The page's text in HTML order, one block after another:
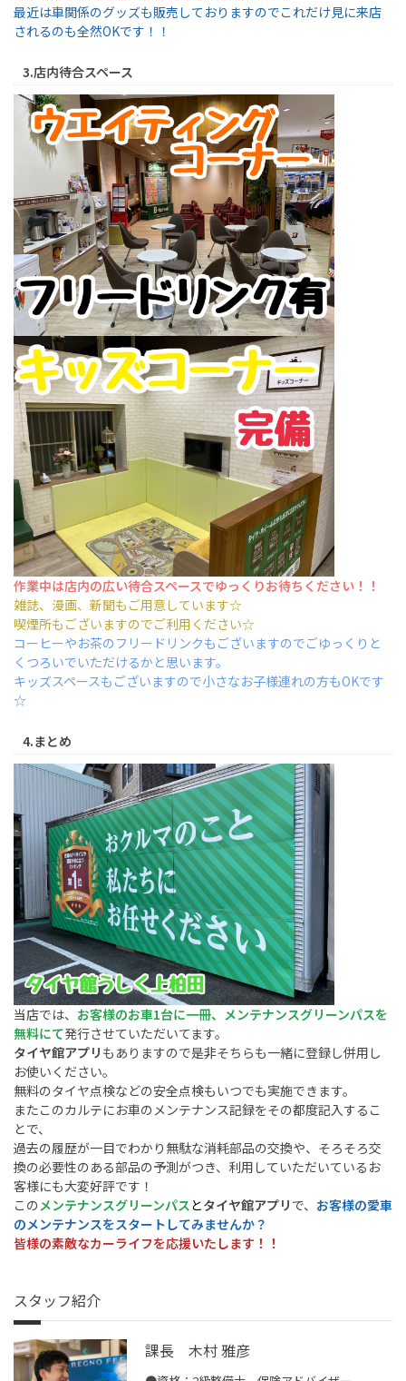
最近は車関係のグッズも販売しておりますのでこれだけ見に来店
されるのも全然OKです！！
3.店内待合スペース
作業中は店内の広い待合スペースでゆっくりお待ちください！！
雑誌、漫画、新聞もご用意しています☆
喫煙所もございますのでご利用ください☆
コーヒーやお茶のフリードリンクもございますのでごゆっくりと
くつろいでいただけるかと思います。
キッズスペースもございますので小さなお子様連れの方もOKです
☆
4.まとめ
当店では、 お客様のお車1台に一冊、メンテナンスグリーンパスを
無料にて発行させていただいてます。
タイヤ館アプリ もありますので是非そちらも一緒に登録し併用し
お使いください。
無料のタイヤ点検などの安全点検もいつでも実施できます。
またこのカルテにお車のメンテナンス記録をその都度記入するこ
とで、
過去の履歴が一目でわかり無駄な消耗部品の交換や、そろそろ交
換の必要性のある部品の予測がつき、利用していただいているお
客様にも大変好評です！
この メンテナンスグリーンパス とタイヤ館アプリ で、 お客様の愛車
のメンテナンスをスタートしてみませんか？
皆様の素敵なカーライフを応援いたします！！
スタッフ紹介
課長 木村 雅彦